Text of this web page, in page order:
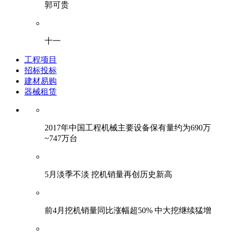
郭可贵
十一
工程项目
招标投标
建材易购
器械租赁
2017年中国工程机械主要设备保有量约为690万
~747万台
5月淡季不淡 挖机销量再创历史新高
前4月挖机销量同比涨幅超50% 中大挖继续猛增